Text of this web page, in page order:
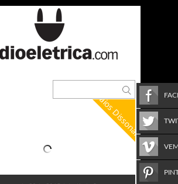
Ensaios Dissonantes